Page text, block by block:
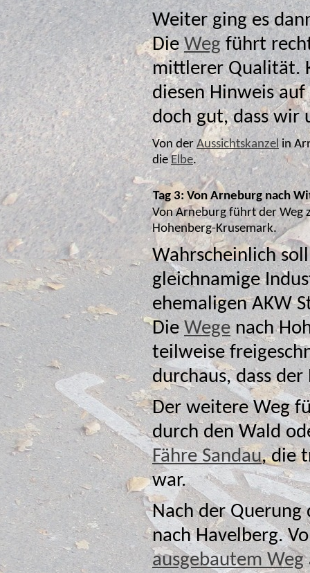
Weiter ging es
DieWegführt
mittlerer Qualität. Kurz vor Arneburg
diesen Hinweis
doch gut, dass wir
Von derAussichtskanzel in
dieElbe.
Tag 3: Von Arneburg nach
Von Arneburg führt der Weg
Hohenberg-Krusemark.
Wahrscheinlich
gleichnamige Industriegebiet
ehemaligen AKW
DieWege nach
teilweise freigeschnitten
durchaus, dass
Der weitere Weg
durch den Wald
Fähre Sandau, die trotz des Niedrigwassers noch in Betrieb
war.
Nach der
ausgebautem Weg